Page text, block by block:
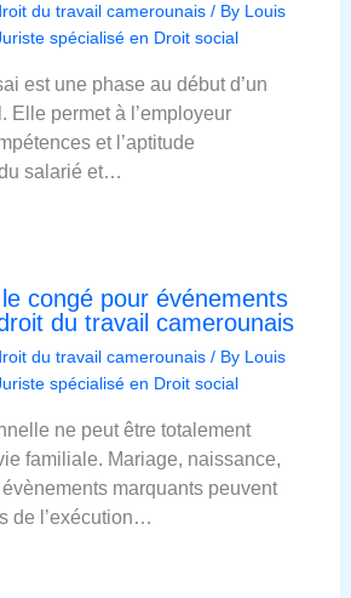
du travail camerounais/ By Louis
spécialisé en Droit social
est une phase au début d’un
Elle permet à l’employeur
et l’aptitude
salarié et…
congé pour événements
du travail camerounais
du travail camerounais/ By Louis
spécialisé en Droit social
ne peut être totalement
familiale. Mariage, naissance,
marquants peuvent
de l’exécution…